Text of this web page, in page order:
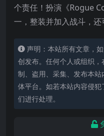
个责任！扮演《Rogue
一，整装并加入战斗，还
声明：本站所有文章，
创发布。任何个人或组织
制、盗用、采集、发布本
体平台。如若本站内容侵
们进行处理。